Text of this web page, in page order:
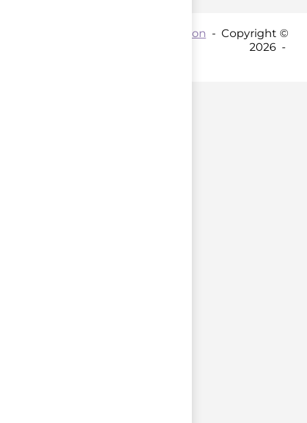
Coordination - Copyright ©
2026 -